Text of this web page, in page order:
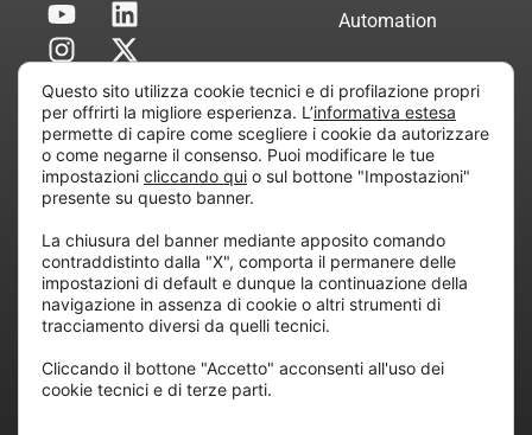
Automation
Consulenza
Certificata
all’attività di direzione e coordinamento di “Project
Informatica”
REA: MI – 194005, P. IVA / CF 07165600961 – All
rights reserved.
Questo sito utilizza cookie tecnici e di profilazione propri
per offrirti la migliore esperienza. L’informativa estesa
permette di capire come scegliere i cookie da autorizzare
o come negarne il consenso. Puoi modificare le tue
impostazioni cliccando qui o sul bottone "Impostazioni"
presente su questo banner.
La chiusura del banner mediante apposito comando
contraddistinto dalla "X", comporta il permanere delle
impostazioni di default e dunque la continuazione della
navigazione in assenza di cookie o altri strumenti di
tracciamento diversi da quelli tecnici.
Cliccando il bottone "Accetto" acconsenti all'uso dei
cookie tecnici e di terze parti.